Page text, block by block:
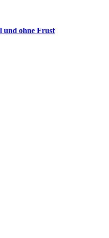
und ohne Frust